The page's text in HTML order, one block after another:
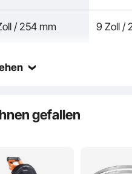
für kreative Holzarbeiten wie
kunstvolle Bastelarbeiten.
/ 254 mm 9 Zoll /
gefallen